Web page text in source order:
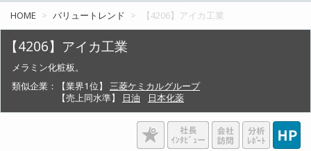
HOME バリュートレンド 【4206】アイカ工業
【4206】アイカ工業
メラミン化粧板。
類似企業：
【業界1位】
三菱ケミカルグループ
【売上同水準】
日油 日本化薬